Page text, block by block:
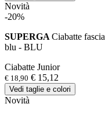
Novità
-20%
SUPERGA Ciabatte fascia
blu - BLU
Ciabatte Junior
€ 18,90 € 15,12
Vedi taglie e colori
Novità